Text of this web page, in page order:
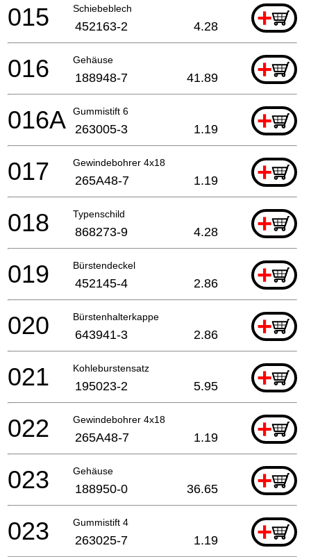
Schiebeblech +
015 452163-2 4.28
Gehäuse +
016 188948-7 41.89
Gummistift 6 +
016A 263005-3 1.19
Gewindebohrer 4x18 +
017 265A48-7 1.19
Typenschild +
018 868273-9 4.28
Bürstendeckel +
019 452145-4 2.86
Bürstenhalterkappe +
020 643941-3 2.86
Kohleburstensatz +
021 195023-2 5.95
Gewindebohrer 4x18 +
022 265A48-7 1.19
Gehäuse +
023 188950-0 36.65
Gummistift 4 +
023 263025-7 1.19